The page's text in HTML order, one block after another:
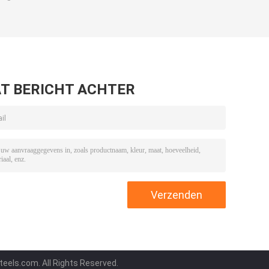
BERICHT ACHTER
All Rights Reserved.